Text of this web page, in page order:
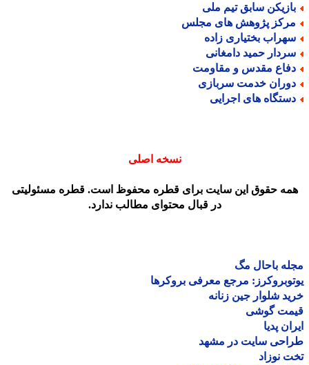
سابق تیم ملی
پژوهش های مجلس
بختیاری زاده
حمید دامغانی
مقدس و مقاومت
خدمت سربازی
های اجرایی
نسخه اصلی
حقوق این سایت برای قطره محفوظ است. قطره مسئولیتی
در قبال محتوای مطالب ندارد.
باحال مگ
مرجع معرفی بروکرها
شلوار جین زنانه
گوشی
پدیا
سایت در مشهد
نوزاد